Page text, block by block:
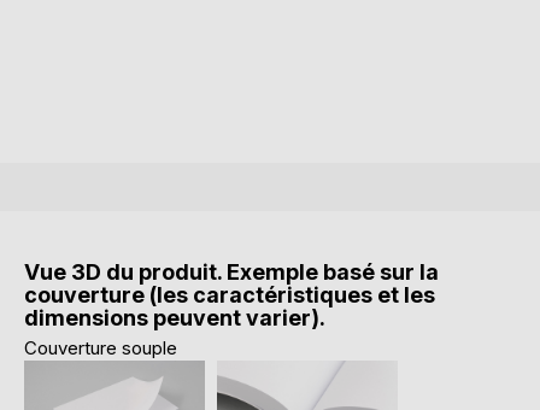
Vue 3D du produit. Exemple basé sur la
couverture (les caractéristiques et les
dimensions peuvent varier).
Couverture souple